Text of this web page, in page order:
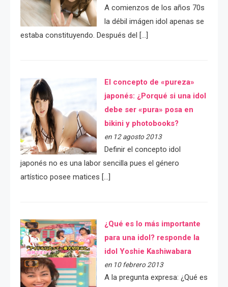
A comienzos de los años 70s
la débil imágen idol apenas se
estaba constituyendo. Después del […]
El concepto de «pureza»
japonés: ¿Porqué si una idol
debe ser «pura» posa en
bikini y photobooks?
en 12 agosto 2013
Definir el concepto idol
japonés no es una labor sencilla pues el género
artístico posee matices […]
¿Qué es lo más importante
para una idol? responde la
idol Yoshie Kashiwabara
en 10 febrero 2013
A la pregunta expresa: ¿Qué es